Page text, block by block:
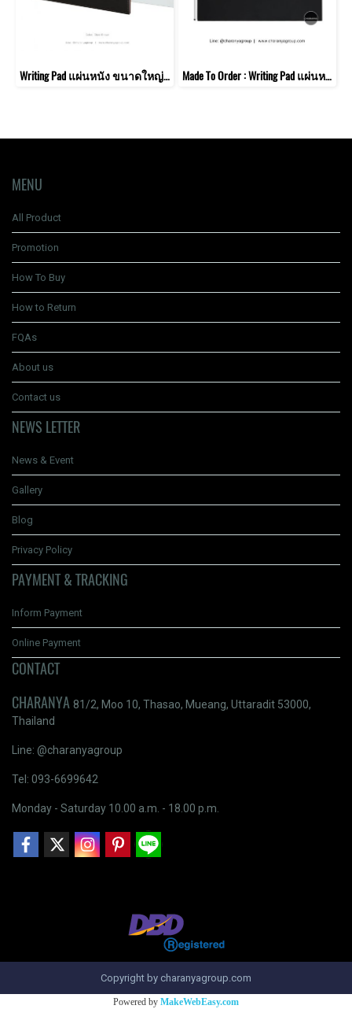
Writing Pad แผ่นหนัง ขนาดใหญ่ สำหรับโต๊ะทำงาน Made To Order : Writing Pad แผ่นหนัง ขนาดใหญ่ 100x70 cm. สำหรับโต๊ะทำงาน
MENU
All Product
Promotion
How To Buy
How to Return
FQAs
About us
Contact us
NEWS LETTER
News & Event
Gallery
Blog
Privacy Policy
PAYMENT & TRACKING
Inform Payment
Online Payment
CONTACT
CHARANYA 81/2, Moo 10, Thasao, Mueang, Uttaradit 53000,
Thailand
Line: @charanyagroup
Tel: 093-6699642
Monday - Saturday 10.00 a.m. - 18.00 p.m.
Copyright by charanyagroup.com
Powered by MakeWebEasy.com